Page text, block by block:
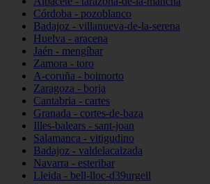
Córdoba - pozoblanco
Badajoz - villanueva-de-la-serena
Huelva - aracena
Jaén - mengíbar
Zamora - toro
A-coruña - boimorto
Zaragoza - borja
Cantabria - cartes
Granada - cortes-de-baza
Illes-balears - sant-joan
Salamanca - vitigudino
Badajoz - valdelacalzada
Navarra - esteribar
Lleida - bell-lloc-d39urgell